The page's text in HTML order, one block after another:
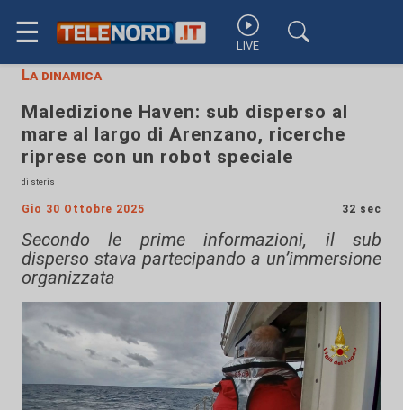
☰ LIVE
La dinamica
Maledizione Haven: sub disperso al
mare al largo di Arenzano, ricerche
riprese con un robot speciale
di steris
Gio 30 Ottobre 2025 32 sec
Secondo le prime informazioni, il sub
disperso stava partecipando a un’immersione
organizzata